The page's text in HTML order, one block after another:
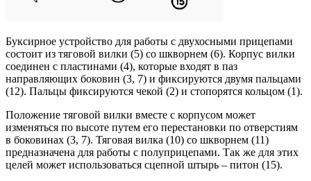
Буксирное устройство для работы с двухосными прицепами
состоит из тяговой вилки (5) со шкворнем (6). Корпус вилки
соединен с пластинами (4), которые входят в паз
направляющих боковин (3, 7) и фиксируются двумя пальцами
(12). Пальцы фиксируются чекой (2) и стопорятся кольцом (1).
Положение тяговой вилки вместе с корпусом может
изменяться по высоте путем его перестановки по отверстиям
в боковинах (3, 7). Тяговая вилка (10) со шкворнем (11)
предназначена для работы с полуприцепами. Так же для этих
целей может использоваться сцепной штырь – питон (15).